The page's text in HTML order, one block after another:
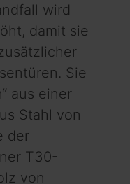
wird
damit sie
Sie
aus einer
Stahl von
der
T30-
von